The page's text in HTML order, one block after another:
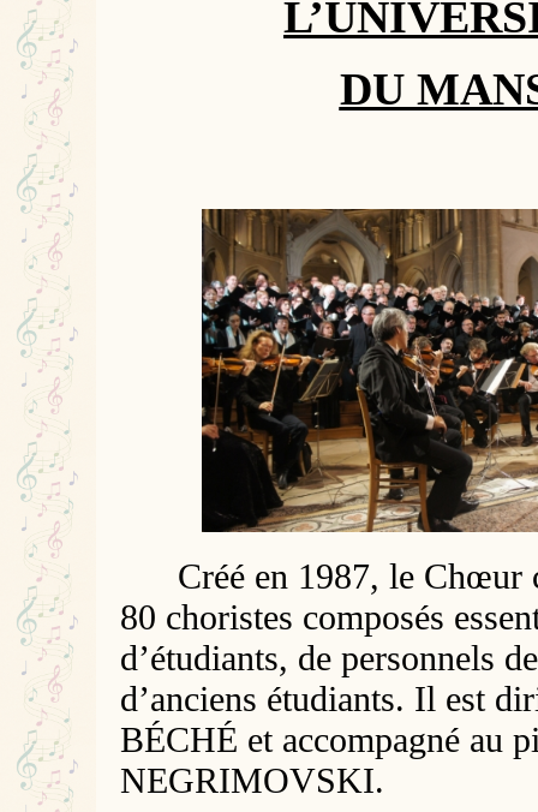
DU
Créé en 1987, le Chœur
80 choristes composés
d’étudiants, de personnels
d’anciens étudiants. Il est
BÉCHÉ et accompagné au
NEGRIMOVSKI.